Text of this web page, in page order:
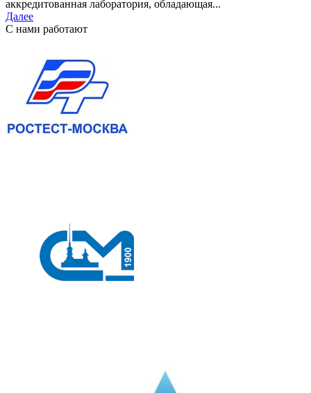
аккредитованная лаборатория, обладающая...
Далее
С нами работают